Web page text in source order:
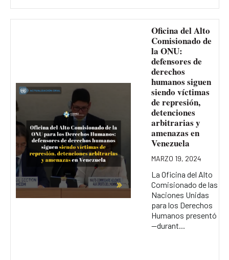
Oficina del Alto
Comisionado de
la ONU:
defensores de
derechos
humanos siguen
siendo víctimas
de represión,
detenciones
arbitrarias y
amenazas en
Venezuela
MARZO 19, 2024
La Oficina del Alto
Comisionado de las
Naciones Unidas
para los Derechos
Humanos presentó
—durant...